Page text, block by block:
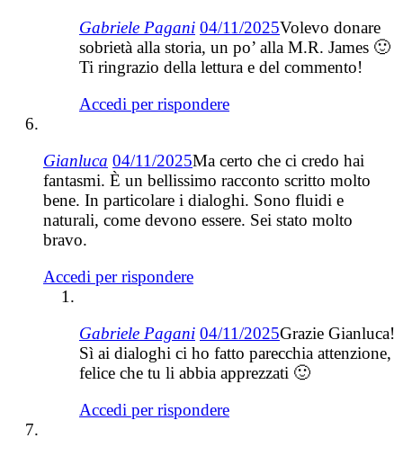
Gabriele Pagani 04/11/2025Volevo donare
sobrietà alla storia, un po’ alla M.R. James 🙂
Ti ringrazio della lettura e del commento!
Accedi per rispondere
Gianluca 04/11/2025Ma certo che ci credo hai
fantasmi. È un bellissimo racconto scritto molto
bene. In particolare i dialoghi. Sono fluidi e
naturali, come devono essere. Sei stato molto
bravo.
Accedi per rispondere
Gabriele Pagani 04/11/2025Grazie Gianluca!
Sì ai dialoghi ci ho fatto parecchia attenzione,
felice che tu li abbia apprezzati 🙂
Accedi per rispondere